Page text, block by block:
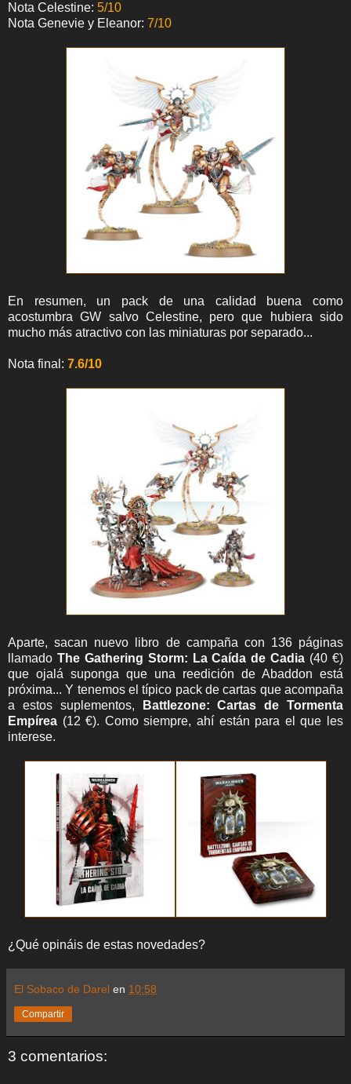
Nota Celestine: 5/10
Nota Genevie y Eleanor: 7/10
En resumen, un pack de una calidad buena como
acostumbra GW salvo Celestine, pero que hubiera sido
mucho más atractivo con las miniaturas por separado...
Nota final: 7.6/10
Aparte, sacan nuevo libro de campaña con 136 páginas
llamado The Gathering Storm: La Caída de Cadia (40 €)
que ojalá suponga que una reedición de Abaddon está
próxima... Y tenemos el típico pack de cartas que acompaña
a estos suplementos,
Battlezone: Cartas de Tormenta
Empírea (12 €). Como siempre, ahí están para el que les
interese.
¿Qué opináis de estas novedades?
El Sobaco de Darel en 10:58
Compartir
3 comentarios: